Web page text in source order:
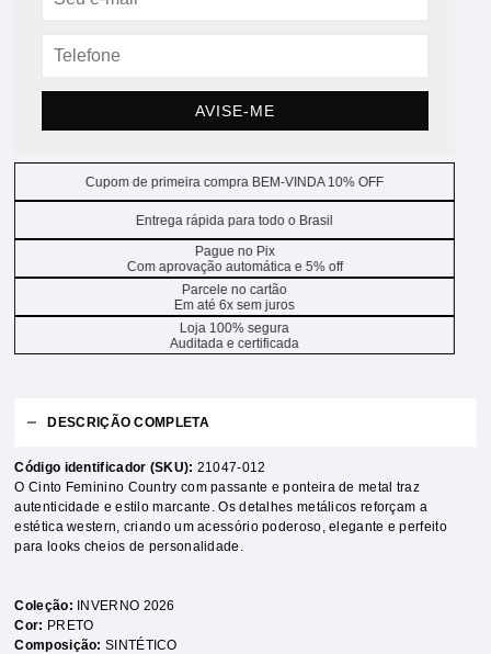
AVISE-ME
Cupom de primeira compra BEM-VINDA 10% OFF
Entrega rápida para todo o Brasil
Pague no Pix
Com aprovação automática e 5% off
Parcele no cartão
Em até 6x sem juros
Loja 100% segura
Auditada e certificada
DESCRIÇÃO COMPLETA
Código identificador (SKU): 21047-012
O Cinto Feminino Country com passante e ponteira de metal traz
autenticidade e estilo marcante. Os detalhes metálicos reforçam a
estética western, criando um acessório poderoso, elegante e perfeito
para looks cheios de personalidade.
Coleção:
INVERNO 2026
Cor: PRETO
Composição:SINTÉTICO